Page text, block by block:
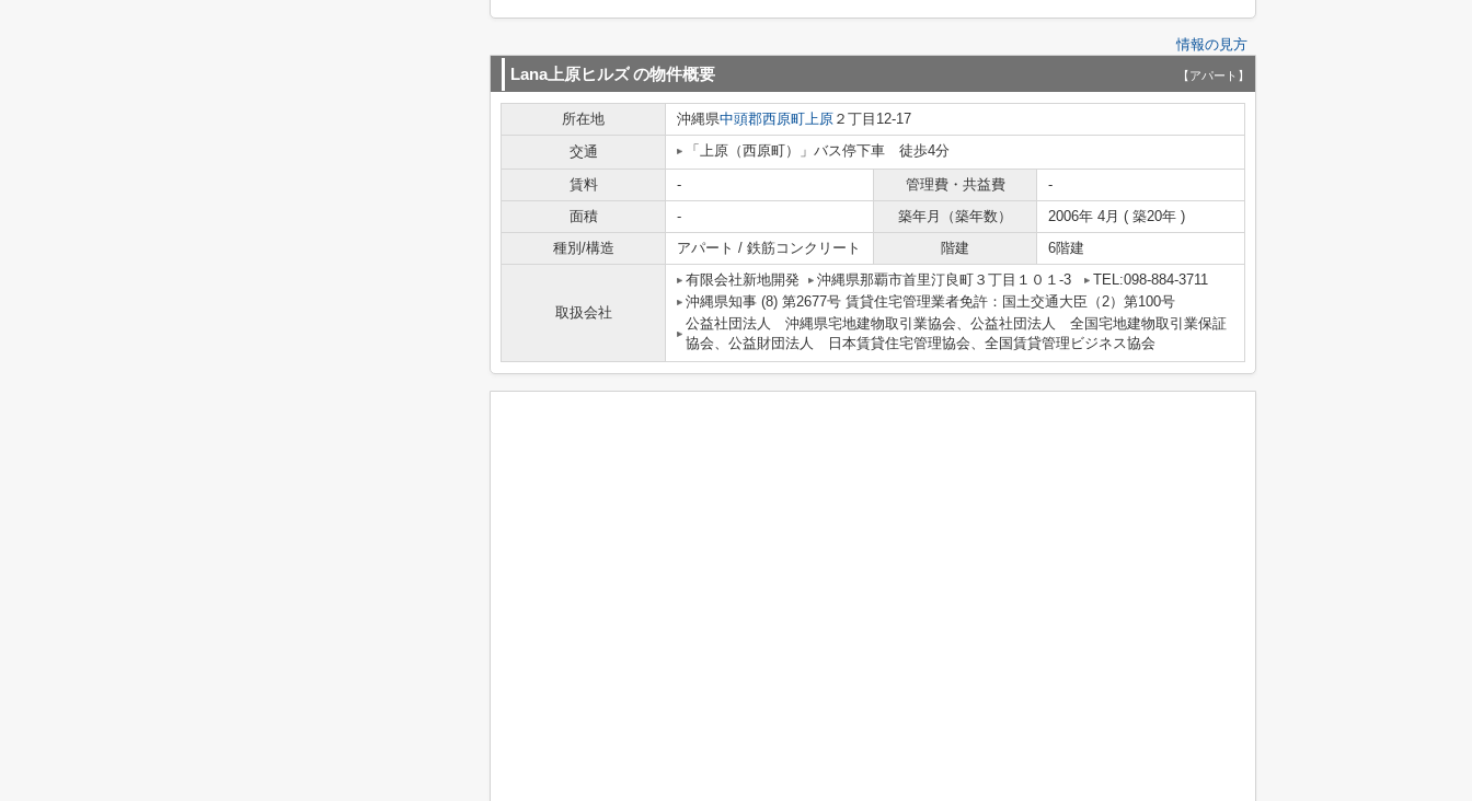
情報の見方
Lana上原ヒルズの物件概要 【アパート】
所在地 沖縄県中頭郡西原町上原 ２丁目12-17
交通
「上原（西原町）」バス停下車 徒歩4分
賃料 - 管理費・共益費
-
面積
- 築年月（築年数）
2006年 4月 ( 築20年 )
種別/構造
アパート / 鉄筋コンクリート 階建 6階建
取扱会社
有限会社新地開発 沖縄県那覇市首里汀良町３丁目１０１-3
TEL:098-884-3711
沖縄県知事 (8) 第2677号 賃貸住宅管理業者免許：国土交通大臣（2）第100号
公益社団法人 沖縄県宅地建物取引業協会、公益社団法人 全国宅地建物取引業保証
協会、公益財団法人 日本賃貸住宅管理協会、全国賃貸管理ビジネス協会